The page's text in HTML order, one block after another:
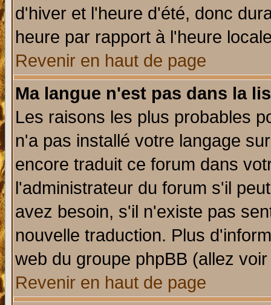
d'hiver et l'heure d'été, donc
heure par rapport à l'heure
Revenir en haut de page
Ma langue n'est pas dans la
Les raisons les plus probables
n'a pas installé votre langage
encore traduit ce forum dans
l'administrateur du forum s'il
avez besoin, s'il n'existe pas
nouvelle traduction. Plus
web du groupe phpBB (allez
Revenir en haut de page